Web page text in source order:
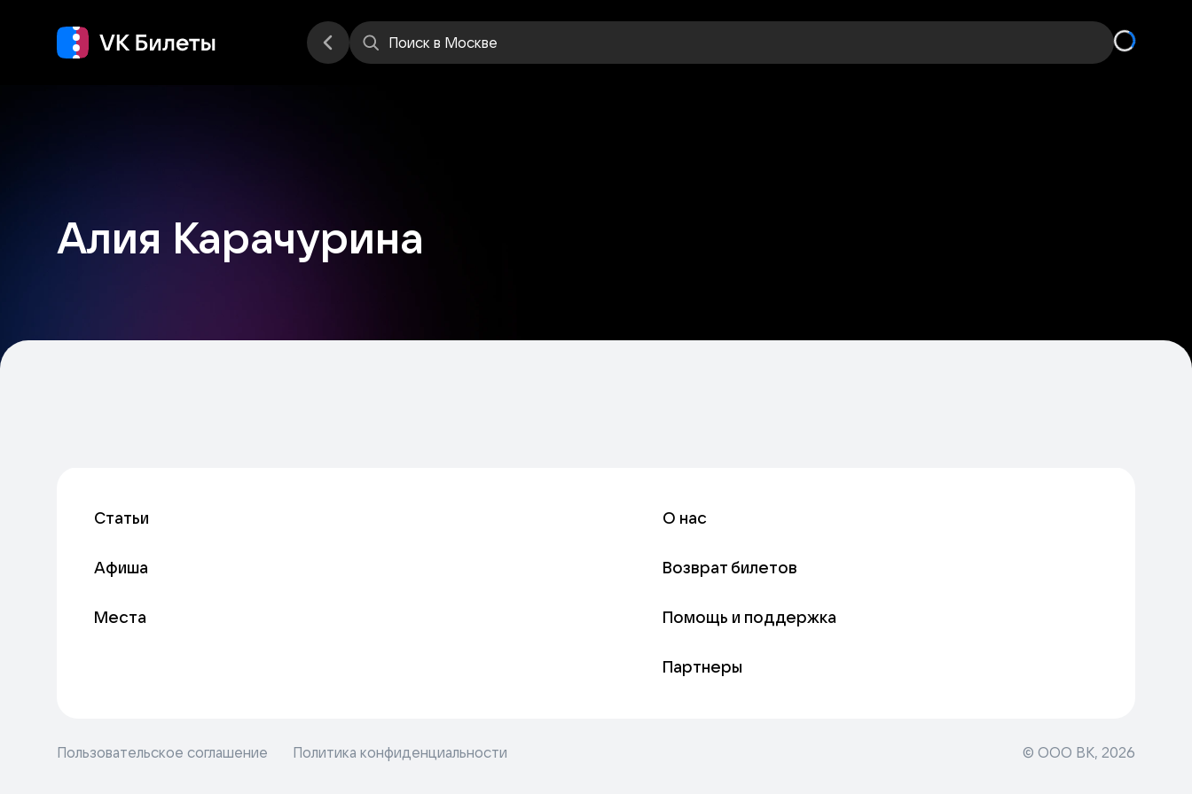
Поиск в Москве
Алия Карачурина
Статьи
Афиша
Места
О нас
Возврат билетов
Помощь и поддержка
Партнеры
Пользовательское соглашение Политика конфиденциальности © ООО ВК, 2026